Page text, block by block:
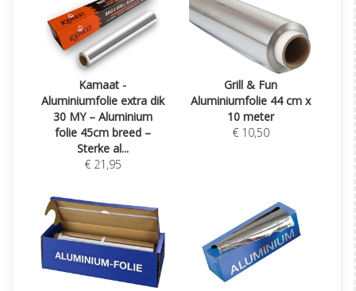
Kamaat -
Aluminiumfolie extra dik
30 MY – Aluminium
folie 45cm breed –
Sterke al...
€ 21,95
Grill & Fun
Aluminiumfolie 44 cm x
10 meter
€ 10,50